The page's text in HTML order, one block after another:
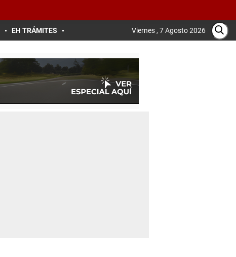
EH TRÁMITES Viernes , 7 Agosto 2026